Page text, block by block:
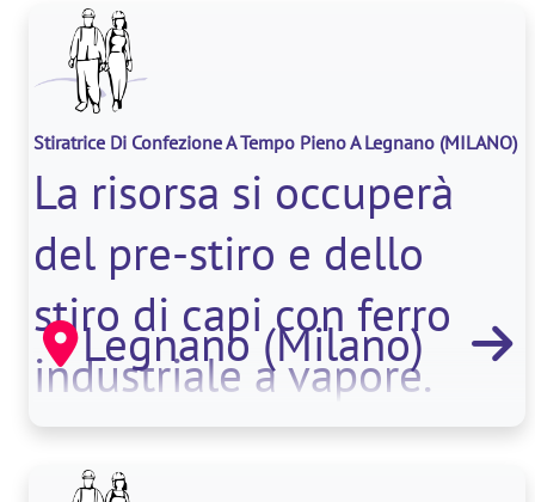
Stiratrice Di Confezione A Tempo Pieno A Legnano (MILANO)
La risorsa si occuperà
del pre-stiro e dello
stiro di capi con ferro
industriale a vapore.
Legnano (Milano)